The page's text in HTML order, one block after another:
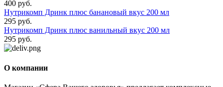
400 руб.
Нутрикомп Дринк плюс банановый вкус 200 мл
295 руб.
Нутрикомп Дринк плюс ванильный вкус 200 мл
295 руб.
О компании